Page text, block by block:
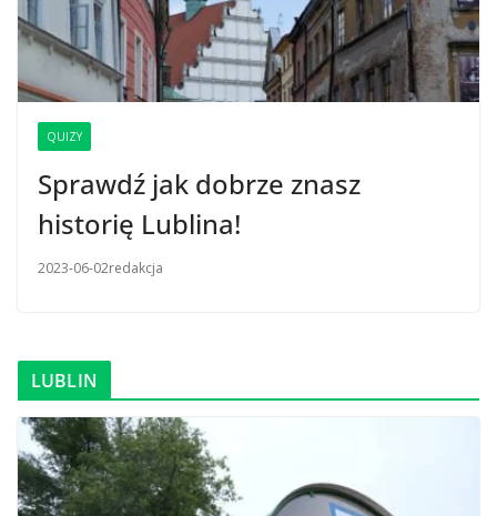
QUIZY
Sprawdź jak dobrze znasz
historię Lublina!
2023-06-02redakcja
LUBLIN